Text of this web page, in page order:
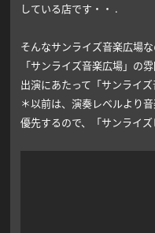
している店です・・ .
そんなサンライズ音楽広場
「サンライズ音楽広場」の
出演にあたって「サンライ
＊以前は、演奏レベルより
優先するので、「サンライ